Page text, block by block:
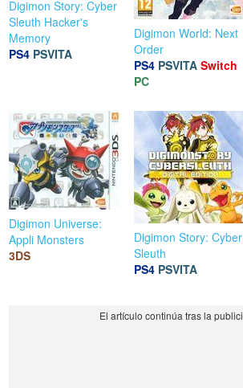
Digimon Story: Cyber
Sleuth Hacker's
Memory
PS4 PSVITA
Digimon World: Next
Order
PS4 PSVITA Switch
PC
Digimon Universe:
Appli Monsters
3DS
Digimon Story: Cyber
Sleuth
PS4 PSVITA